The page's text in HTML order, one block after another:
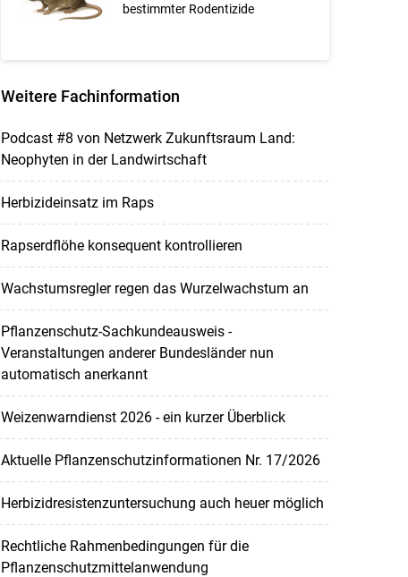
bestimmter Rodentizide
Weitere Fachinformation
Podcast #8 von Netzwerk Zukunftsraum Land:
Neophyten in der Landwirtschaft
Herbizideinsatz im Raps
Rapserdflöhe konsequent kontrollieren
Wachstumsregler regen das Wurzelwachstum an
Pflanzenschutz-Sachkundeausweis -
Veranstaltungen anderer Bundesländer nun
automatisch anerkannt
Weizenwarndienst 2026 - ein kurzer Überblick
Aktuelle Pflanzenschutzinformationen Nr. 17/2026
Herbizidresistenzuntersuchung auch heuer möglich
Rechtliche Rahmenbedingungen für die
Pflanzenschutzmittelanwendung